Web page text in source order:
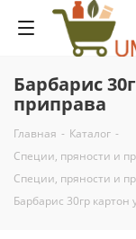
Барбарис
приправа
Главная - Каталог -
Специи, пряности и
Специи, пряности и
Барбарис 30гр картон